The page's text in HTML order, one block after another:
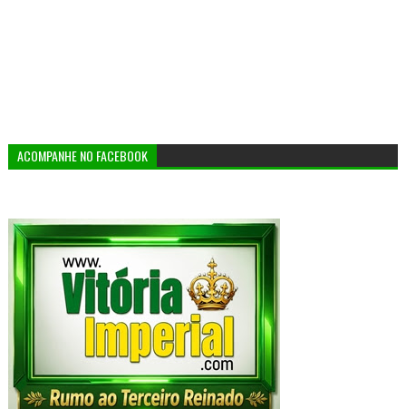
ACOMPANHE NO FACEBOOK